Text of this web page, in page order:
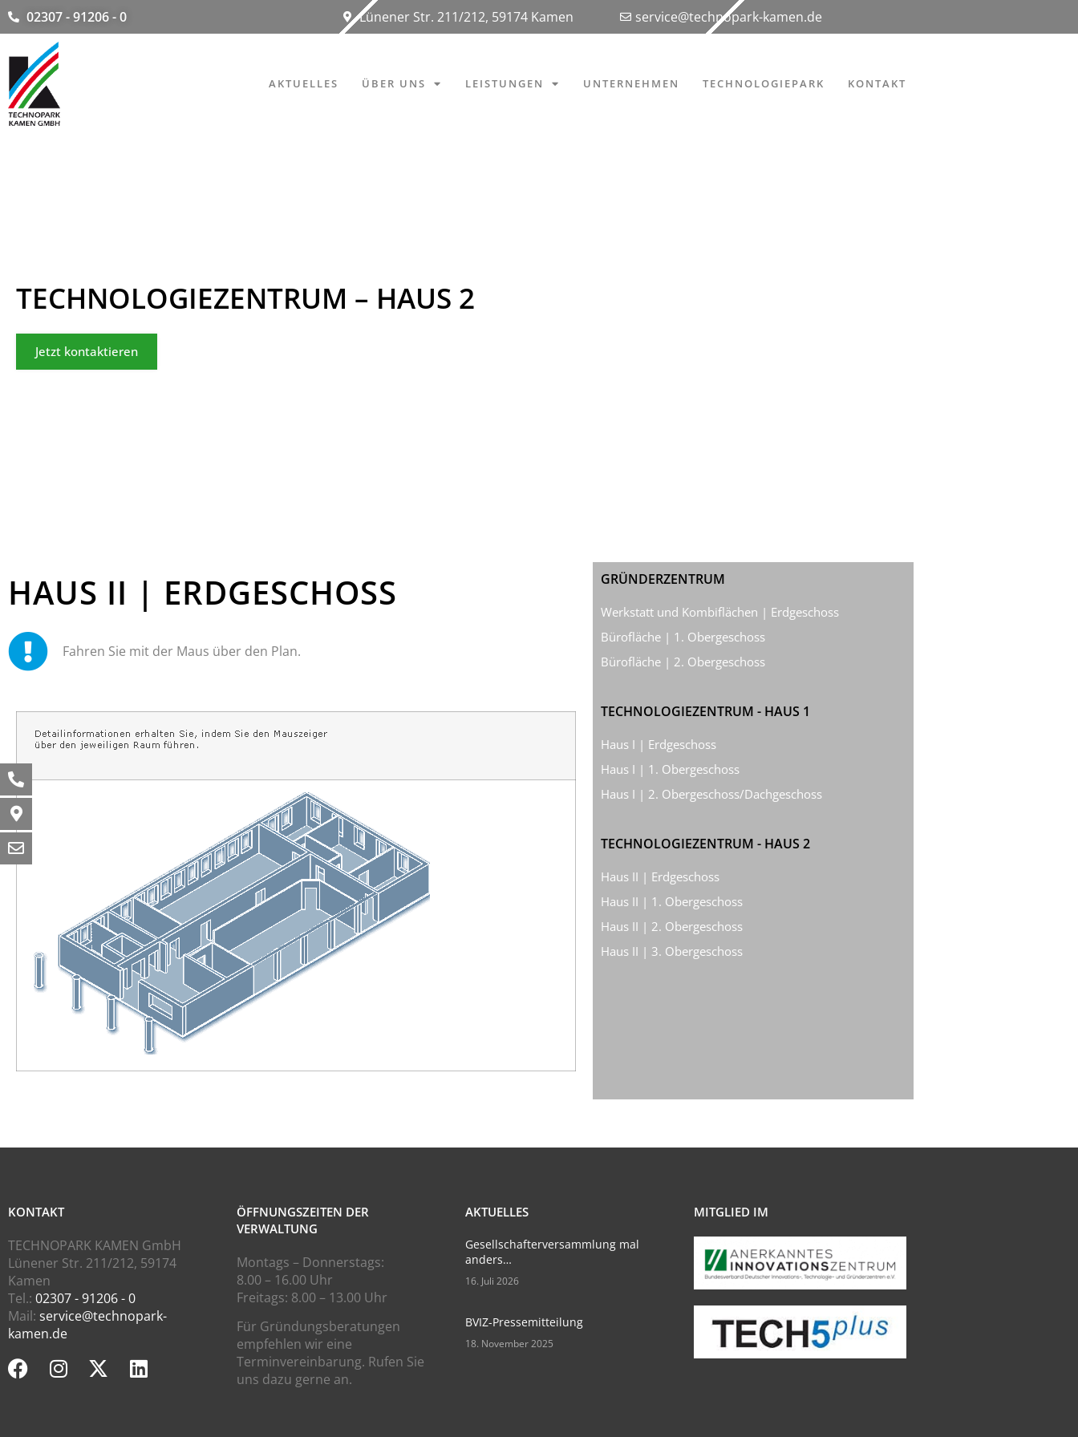
02307 - 91206 - 0 Lünener Str. 211/212, 59174 Kamen service@technopark-kamen.de
AKTUELLES ÜBER UNS LEISTUNGEN UNTERNEHMEN TECHNOLOGIEPARK KONTAKT
TECHNOLOGIEZENTRUM – HAUS 2
Jetzt kontaktieren
HAUS II | ERDGESCHOSS
Fahren Sie mit der Maus über den Plan.
GRÜNDERZENTRUM
Werkstatt und Kombiflächen | Erdgeschoss
Bürofläche | 1. Obergeschoss
Bürofläche | 2. Obergeschoss
TECHNOLOGIEZENTRUM - HAUS 1
Haus I | Erdgeschoss
Haus I | 1. Obergeschoss
Haus I | 2. Obergeschoss/Dachgeschoss
TECHNOLOGIEZENTRUM - HAUS 2
Haus II | Erdgeschoss
Haus II | 1. Obergeschoss
Haus II | 2. Obergeschoss
Haus II | 3. Obergeschoss
KONTAKT
TECHNOPARK KAMEN GmbH
Lünener Str. 211/212, 59174
Kamen
Tel.: 02307 - 91206 - 0
Mail: service@technopark-
kamen.de
ÖFFNUNGSZEITEN DER
VERWALTUNG
Montags – Donnerstags:
8.00 – 16.00 Uhr
Freitags: 8.00 – 13.00 Uhr
Für Gründungsberatungen
empfehlen wir eine
Terminvereinbarung. Rufen Sie
uns dazu gerne an.
AKTUELLES
Gesellschafterversammlung mal
anders…
16. Juli 2026
BVIZ-Pressemitteilung
18. November 2025
MITGLIED IM